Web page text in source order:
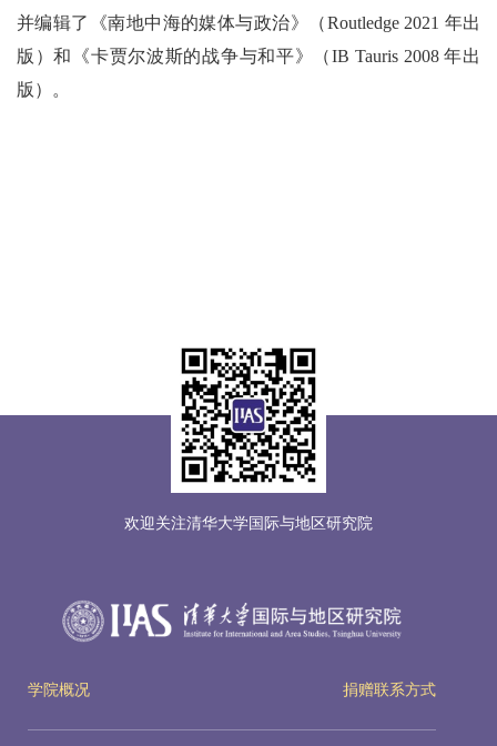
并编辑了《南地中海的媒体与政治》（Routledge 2021 年出
版）和《卡贾尔波斯的战争与和平》（IB Tauris 2008 年出
版）。
欢迎关注清华大学国际与地区研究院
学院概况 捐赠联系方式